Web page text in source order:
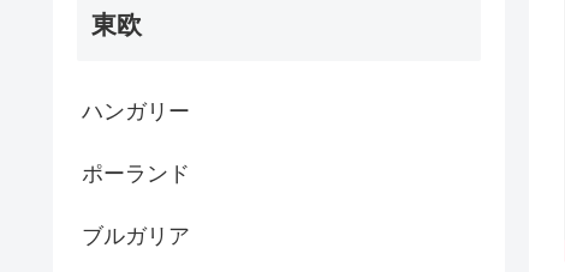
東欧
ハンガリー
ポーランド
ブルガリア